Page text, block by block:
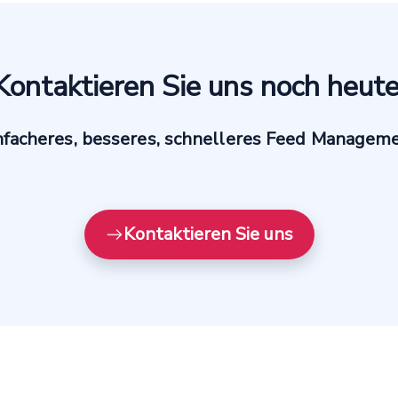
Sie uns noch
besseres, schnelleres Feed
Kontaktieren Sie uns